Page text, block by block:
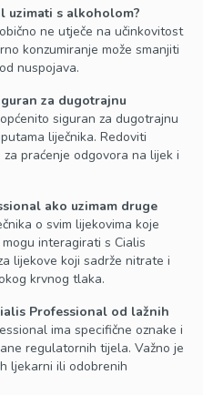
uzimati s alkoholom?
ne utječe na učinkovitost
konzumiranje može smanjiti
nuspojava.
za dugotrajnu
siguran za dugotrajnu
liječnika. Redoviti
praćenje odgovora na lijek i
ako uzimam druge
o svim lijekovima koje
interagirati s Cialis
lijekove koji sadrže nitrate i
krvnog tlaka.
Professional od lažnih
ima specifične oznake i
regulatornih tijela. Važno je
ljekarni ili odobrenih